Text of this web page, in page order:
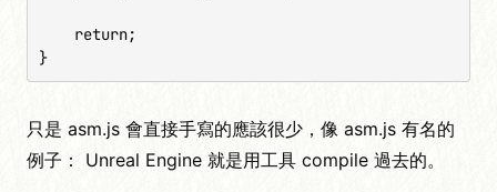
    return;
}
只是 asm.js 會直接手寫的應該很少，像 asm.js 有名的
例子： Unreal Engine 就是用工具 compile 過去的。